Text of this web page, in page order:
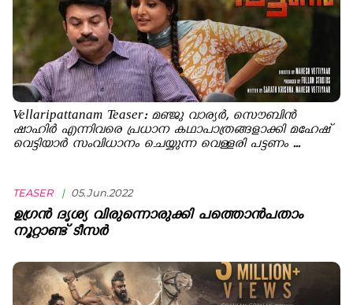
Vellaripattanam Teaser: മഞ്ജു വാര്യര്‍, സൌബിന്‍
ഷാഹിര്‍ എന്നിവരെ പ്രധാന കഥാപാത്രങ്ങളാക്കി മഹേഷ്
വെട്ടിയാര്‍ സംവിധാനം ചെയ്യുന്ന വെള്ളരി പട്ടണം ...
TEASER | 05.Jun.2022
ഉഗ്രൻ ദൃശ്യ വിരുന്നൊരുക്കി പത്തൊൻപതാം
നൂറ്റാണ്ട് ടീസർ